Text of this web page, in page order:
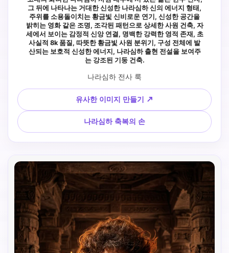
그 뒤에 나타나는 거대한 신성한 나라심하 신의 에너지 형태,
주위를 소용돌이치는 황금빛 신비로운 연기, 신성한 공간을
밝히는 영화 같은 조명, 조각된 패턴으로 상세한 사원 건축, 자
세에서 보이는 감정적 신앙 연결, 명백한 강력한 영적 존재, 초
사실적 8k 품질, 따뜻한 황금빛 사원 분위기, 구성 전체에 발
산되는 보호적 신성한 에너지, 나라심하 출현 전설을 보여주
는 강조된 기둥 건축.
나라심하 전사 룩
유사한 이미지 만들기 ↗
나라심하 축복의 손